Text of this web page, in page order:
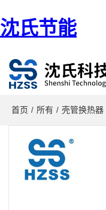
沈氏节能
首页 / 所有 / 壳管换热器